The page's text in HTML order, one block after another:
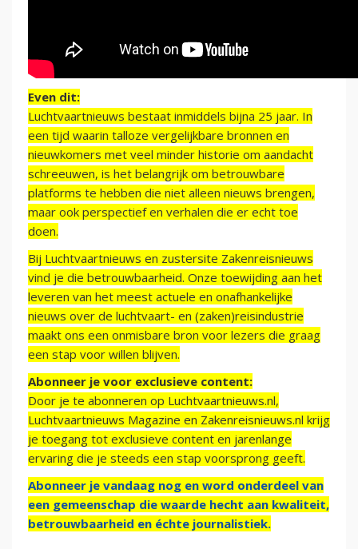
Even dit:
Luchtvaartnieuws bestaat inmiddels bijna 25 jaar. In
een tijd waarin talloze vergelijkbare bronnen en
nieuwkomers met veel minder historie om aandacht
schreeuwen, is het belangrijk om betrouwbare
platforms te hebben die niet alleen nieuws brengen,
maar ook perspectief en verhalen die er echt toe
doen.
Bij Luchtvaartnieuws en zustersite Zakenreisnieuws
vind je die betrouwbaarheid. Onze toewijding aan het
leveren van het meest actuele en onafhankelijke
nieuws over de luchtvaart- en (zaken)reisindustrie
maakt ons een onmisbare bron voor lezers die graag
een stap voor willen blijven.
Abonneer je voor exclusieve content:
Door je te abonneren op Luchtvaartnieuws.nl,
Luchtvaartnieuws Magazine en Zakenreisnieuws.nl krijg
je toegang tot exclusieve content en jarenlange
ervaring die je steeds een stap voorsprong geeft.
Abonneer je vandaag nog en word onderdeel van
een gemeenschap die waarde hecht aan kwaliteit,
betrouwbaarheid en échte journalistiek.